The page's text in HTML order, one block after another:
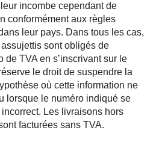
incombe cependant de
conformément aux règles
leur pays. Dans tous les cas,
sont obligés de
de TVA en s’inscrivant sur le
le droit de suspendre la
où cette information ne
lorsque le numéro indiqué se
Les livraisons hors
facturées sans TVA.